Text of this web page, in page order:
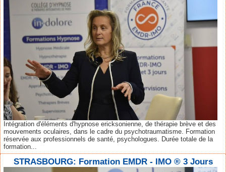
Intégration d'éléments d'hypnose ericksonienne, de thérapie brève et des
mouvements oculaires, dans le cadre du psychotraumatisme. Formation
réservée aux professionnels de santé, psychologues. Durée totale de la
formation...
STRASBOURG: Formation EMDR - IMO ® 3 Jours